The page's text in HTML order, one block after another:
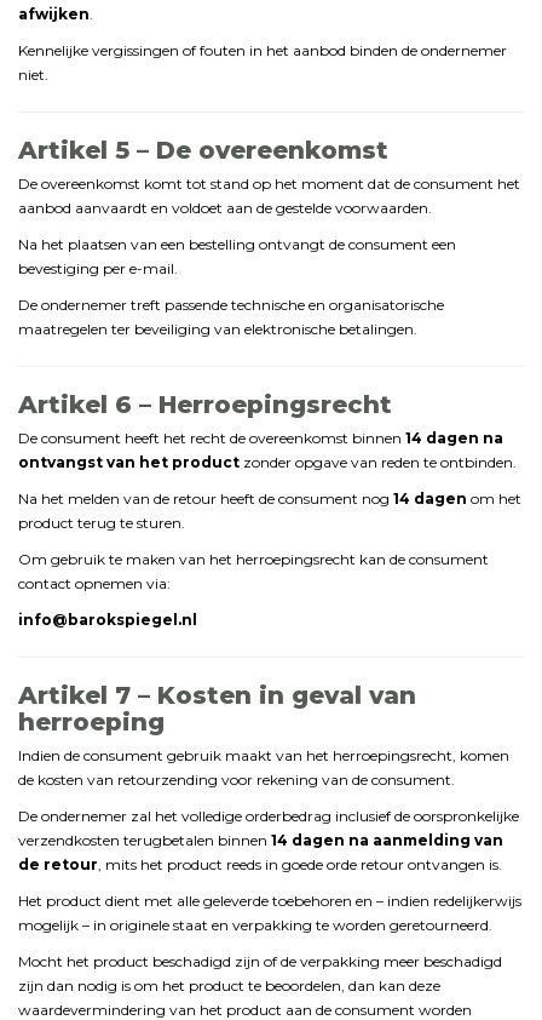
afwijken.
Kennelijke vergissingen of fouten in het aanbod binden de ondernemer
niet.
Artikel 5 – De overeenkomst
De overeenkomst komt tot stand op het moment dat de consument het
aanbod aanvaardt en voldoet aan de gestelde voorwaarden.
Na het plaatsen van een bestelling ontvangt de consument een
bevestiging per e-mail.
De ondernemer treft passende technische en organisatorische
maatregelen ter beveiliging van elektronische betalingen.
Artikel 6 – Herroepingsrecht
De consument heeft het recht de overeenkomst binnen 14 dagen na
ontvangst van het product zonder opgave van reden te ontbinden.
Na het melden van de retour heeft de consument nog 14 dagen om het
product terug te sturen.
Om gebruik te maken van het herroepingsrecht kan de consument
contact opnemen via:
info@ barokspiegel.nl
Artikel 7 – Kosten in geval van
herroeping
Indien de consument gebruik maakt van het herroepingsrecht, komen
de kosten van retourzending voor rekening van de consument.
De ondernemer zal het volledige orderbedrag inclusief de oorspronkelijke
verzendkosten terugbetalen binnen 14 dagen na aanmelding van
de retour, mits het product reeds in goede orde retour ontvangen is.
Het product dient met alle geleverde toebehoren en – indien redelijkerwijs
mogelijk – in originele staat en verpakking te worden geretourneerd.
Mocht het product beschadigd zijn of de verpakking meer beschadigd
zijn dan nodig is om het product te beoordelen, dan kan deze
waardevermindering van het product aan de consument worden